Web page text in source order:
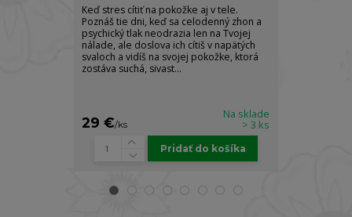
Keď stres cítiť na pokožke aj v tele.
Poznáš tie dni, keď sa celodenný zhon a
psychický tlak neodrazia len na Tvojej
nálade, ale doslova ich cítiš v napätých
svaloch a vidíš na svojej pokožke, ktorá
zostáva suchá, sivast...
29 €/ks
Na sklade
> 3 ks
Pridať do košíka